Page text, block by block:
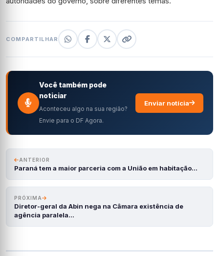
COMPARTILHAR
Você também pode
noticiar
Aconteceu algo na sua região?
Envie para o DF Agora.
Enviar notícia
ANTERIOR
Paraná tem a maior parceria com a União em habitação…
PRÓXIMA
Diretor-geral da Abin nega na Câmara existência de
agência paralela…